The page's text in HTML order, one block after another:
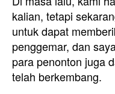
kalian, tetapi
untuk dapat
penggemar, dan
para penonton juga
telah berkembang.